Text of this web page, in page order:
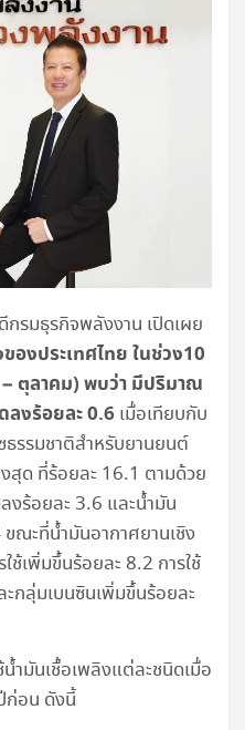
กรมธุรกิจพลังงาน เปิดเผย
องประเทศไทย ในช่วง10
ตุลาคม) พบว่า มีปริมาณ
งร้อยละ 0.6 เมื่อเทียบกับ
ธรรมชาติสำหรับยานยนต์
สุด ที่ร้อยละ 16.1 ตามด้วย
งร้อยละ 3.6 และน้ำมัน
ณะที่น้ำมันอากาศยานเชิง
เพิ่มขึ้นร้อยละ 8.2 การใช้
กลุ่มเบนซินเพิ่มขึ้นร้อยละ
ำมันเชื้อเพลิงแต่ละชนิดเมื่อ
ก่อน ดังนี้